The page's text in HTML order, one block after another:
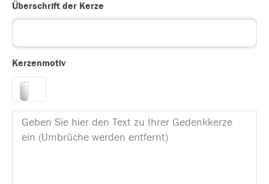
Überschrift der Kerze
Kerzenmotiv